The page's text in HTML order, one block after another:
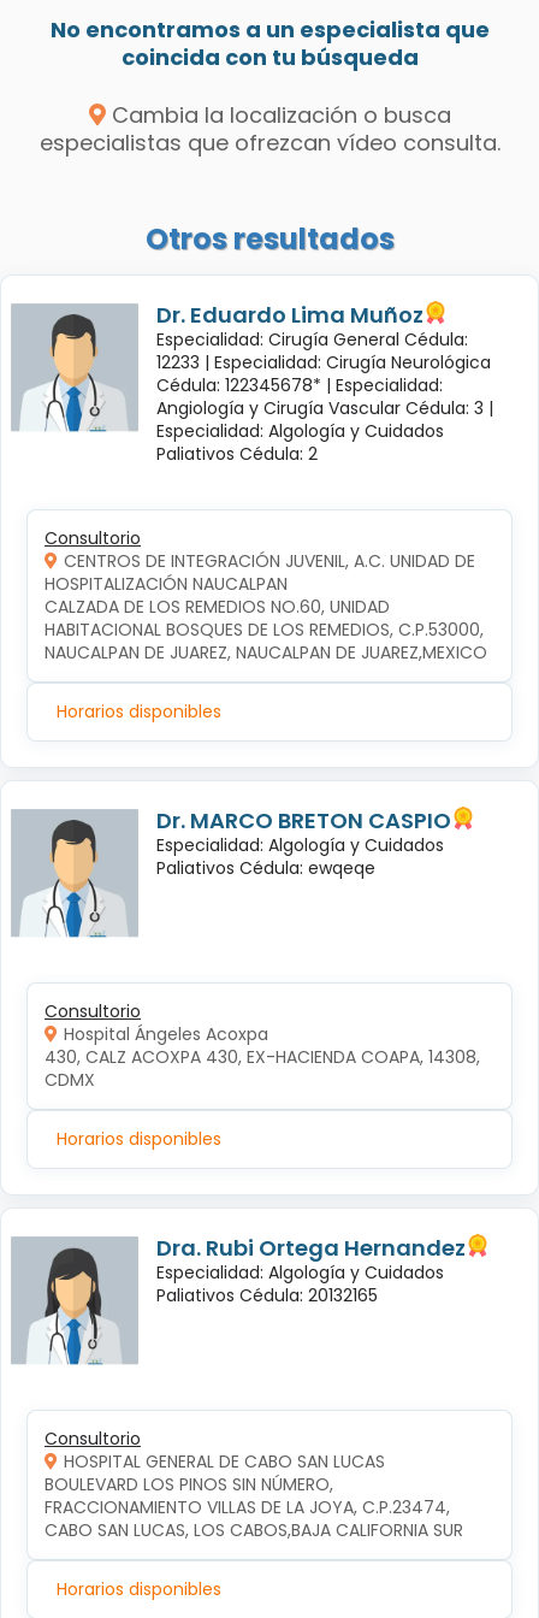
No encontramos a un especialista que
coincida con tu búsqueda
Cambia la localización o busca
especialistas que ofrezcan vídeo consulta.
Otros resultados
Dr. Eduardo Lima Muñoz
Especialidad: Cirugía General Cédula:
12233 | Especialidad: Cirugía Neurológica
Cédula: 122345678* | Especialidad:
Angiología y Cirugía Vascular Cédula: 3 |
Especialidad: Algología y Cuidados
Paliativos Cédula: 2
Consultorio
CENTROS DE INTEGRACIÓN JUVENIL, A.C. UNIDAD DE
HOSPITALIZACIÓN NAUCALPAN
CALZADA DE LOS REMEDIOS NO.60, UNIDAD
HABITACIONAL BOSQUES DE LOS REMEDIOS, C.P.53000,
NAUCALPAN DE JUAREZ, NAUCALPAN DE JUAREZ,MEXICO
Horarios disponibles
Dr. MARCO BRETON CASPIO
Especialidad: Algología y Cuidados
Paliativos Cédula: ewqeqe
Consultorio
Hospital Ángeles Acoxpa
430, CALZ ACOXPA 430, EX-HACIENDA COAPA, 14308,
CDMX
Horarios disponibles
Dra. Rubi Ortega Hernandez
Especialidad: Algología y Cuidados
Paliativos Cédula: 20132165
Consultorio
HOSPITAL GENERAL DE CABO SAN LUCAS
BOULEVARD LOS PINOS SIN NÚMERO,
FRACCIONAMIENTO VILLAS DE LA JOYA, C.P.23474,
CABO SAN LUCAS, LOS CABOS,BAJA CALIFORNIA SUR
Horarios disponibles